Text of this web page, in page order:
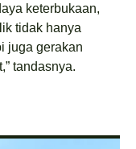
keterbukaan,
tidak hanya
juga gerakan
tandasnya.